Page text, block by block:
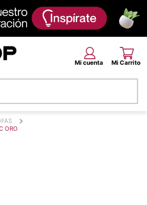
ORO